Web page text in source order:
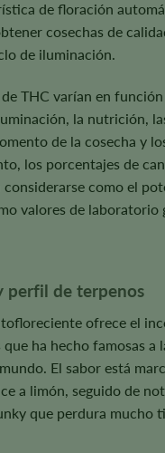
de floración
cosechas de
de iluminación.
de THC varían en
la nutrición,
de la cosecha y
los porcentajes de
como el
valores de laboratorio
perfil de terpenos
ofrece el
ha hecho famosas a
El sabor está
a limón, seguido de
que perdura mucho